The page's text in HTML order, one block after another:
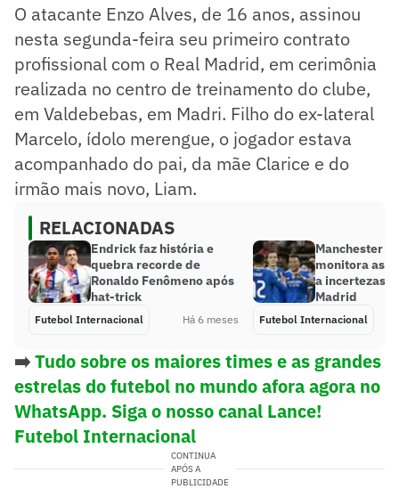
O atacante Enzo Alves, de 16 anos, assinou
nesta segunda-feira seu primeiro contrato
profissional com o Real Madrid, em cerimônia
realizada no centro de treinamento do clube,
em Valdebebas, em Madri. Filho do ex-lateral
Marcelo, ídolo merengue, o jogador estava
acompanhado do pai, da mãe Clarice e do
irmão mais novo, Liam.
RELACIONADAS
Endrick faz história e
quebra recorde de
Ronaldo Fenômeno após
hat-trick
Futebol Internacional Há 6 meses
Manchester
monitora
a incertezas
Madrid
Futebol Internacional
➡️Tudo sobre os maiores times e as grandes
estrelas do futebol no mundo afora agora no
WhatsApp. Siga o nosso canal Lance!
Futebol Internacional
CONTINUA
APÓS A
PUBLICIDADE